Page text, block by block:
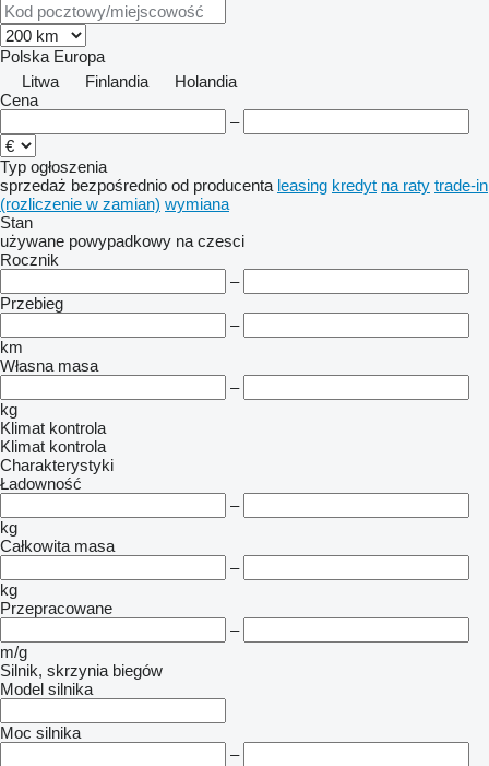
Polska Europa
Litwa
Finlandia
Holandia
Cena
–
Typ ogłoszenia
sprzedaż bezpośrednio od producenta leasing kredyt na raty trade-in
(rozliczenie w zamian) wymiana
Stan
używane powypadkowy na czesci
Rocznik
–
Przebieg
–
km
Własna masa
–
kg
Klimat kontrola
Klimat kontrola
Charakterystyki
Ładowność
–
kg
Całkowita masa
–
kg
Przepracowane
–
m/g
Silnik, skrzynia biegów
Model silnika
Moc silnika
–